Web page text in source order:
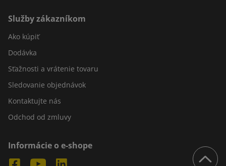
Služby zákazníkom
Ako kúpiť
Dodávka
Sťažnosti a vrátenie tovaru
Sledovanie objednávok
Kontaktujte nás
Odchod od zmluvy
Informácie o e-shope